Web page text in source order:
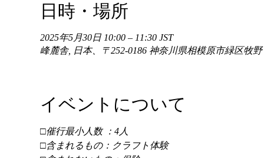
日時・場所
2025年5月30日 10:00 – 11:30 JST
峰麓舎, 日本、〒252-0186 神奈川県相模原市緑区牧
イベントについて
□催行最小人数 ：4人
□含まれるもの：クラフト体験